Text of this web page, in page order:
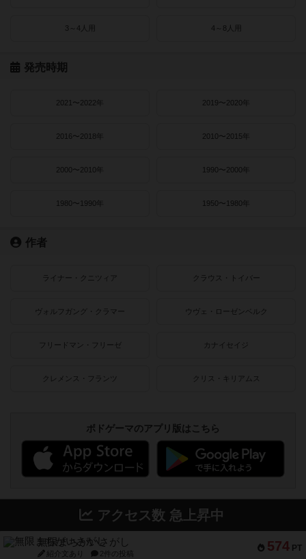
3～4人用 4～8人用
発売時期
2021〜2022年 2019〜2020年
2016〜2018年 2010〜2015年
2000〜2010年 1990〜2000年
1980〜1990年 1950〜1980年
作者
ライナー・クニツィア クラウス・トイバー
ヴォルフガング・クラマー ウヴェ・ローゼンベルク
フリードマン・フリーゼ カナイセイジ
クレメンス・フランツ クリス・キリアムス
ボドゲーマのアプリ版はこちら
アクセス数 急上昇中
574 PT
無限まちがいさがし
紹介文あり 2件の投稿